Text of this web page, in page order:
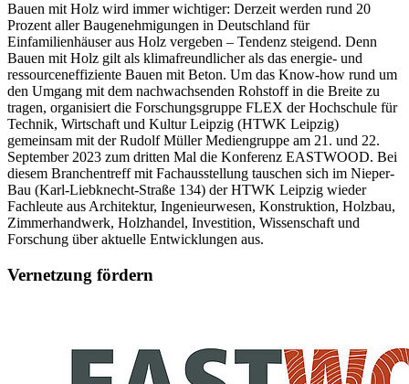
Bauen mit Holz wird immer wichtiger: Derzeit werden rund 20
Prozent aller Baugenehmigungen in Deutschland für
Einfamilienhäuser aus Holz vergeben – Tendenz steigend. Denn
Bauen mit Holz gilt als klimafreundlicher als das energie- und
ressourceneffiziente Bauen mit Beton. Um das Know-how rund um
den Umgang mit dem nachwachsenden Rohstoff in die Breite zu
tragen, organisiert die Forschungsgruppe FLEX der Hochschule für
Technik, Wirtschaft und Kultur Leipzig (HTWK Leipzig)
gemeinsam mit der Rudolf Müller Mediengruppe am 21. und 22.
September 2023 zum dritten Mal die Konferenz EASTWOOD. Bei
diesem Branchentreff mit Fachausstellung tauschen sich im Nieper-
Bau (Karl-Liebknecht-Straße 134) der HTWK Leipzig wieder
Fachleute aus Architektur, Ingenieurwesen, Konstruktion, Holzbau,
Zimmerhandwerk, Holzhandel, Investition, Wissenschaft und
Forschung über aktuelle Entwicklungen aus.
Vernetzung fördern